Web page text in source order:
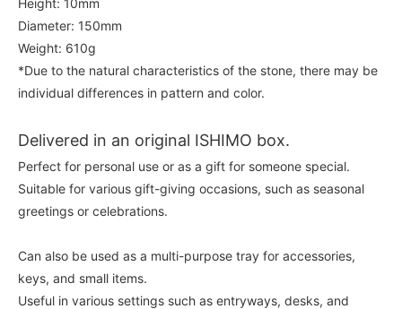
Diameter: 150mm
Weight: 610g
*Due to the natural characteristics of the stone, there may be
individual differences in pattern and color.
Delivered in an original ISHIMO box.
Perfect for personal use or as a gift for someone special.
Suitable for various gift-giving occasions, such as seasonal
greetings or celebrations.
Can also be used as a multi-purpose tray for accessories,
keys, and small items.
Useful in various settings such as entryways, desks, and